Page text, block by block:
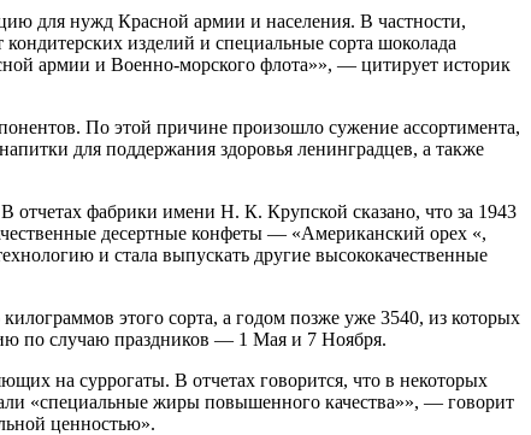
для нужд Красной армии и населения. В частности,
изделий и специальные сорта шоколада
армии и Военно-морского флота»», — цитирует историк
По этой причине произошло сужение ассортимента,
для поддержания здоровья ленинградцев, а также
фабрики имени Н. К. Крупской сказано, что за 1943
десертные конфеты — «Американский орех «,
и стала выпускать другие высококачественные
этого сорта, а годом позже уже 3540, из которых
по случаю праздников — 1 Мая и 7 Ноября.
на суррогаты. В отчетах говорится, что в некоторых
«специальные жиры повышенного качества»», — говорит
ценностью».